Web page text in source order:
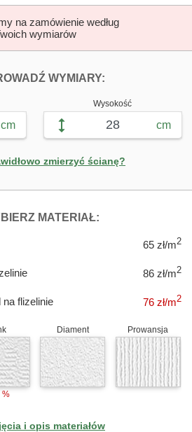
na zamówienie według
wymiarów
WYMIARY:
cm
Wysokość
cm
zmierzyć ścianę?
MATERIAŁ:
65 zł/m2
86 zł/m2
flizelinie 76 zł/m2
%
Diament Prowansja
i opis materiałów